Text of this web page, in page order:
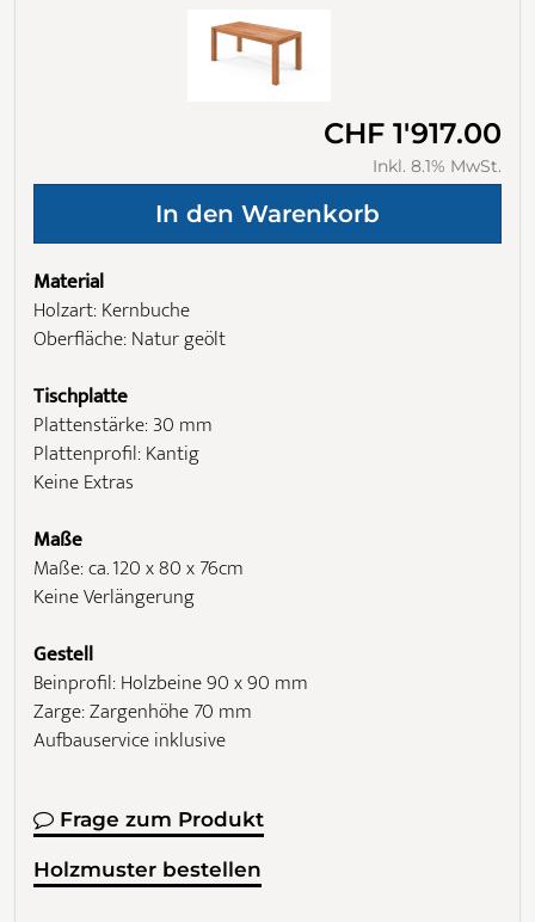
CHF 1'917.00
Inkl. 8.1% MwSt.
Material
Holzart: Kernbuche
Oberfläche: Natur geölt
Tischplatte
Plattenstärke: 30 mm
Plattenprofil: Kantig
Keine Extras
Maße
Maße: ca. 120 x 80 x 76cm
Keine Verlängerung
Gestell
Beinprofil: Holzbeine 90 x 90 mm
Zarge: Zargenhöhe 70 mm
Aufbauservice inklusive
Frage zum Produkt
Holzmuster bestellen